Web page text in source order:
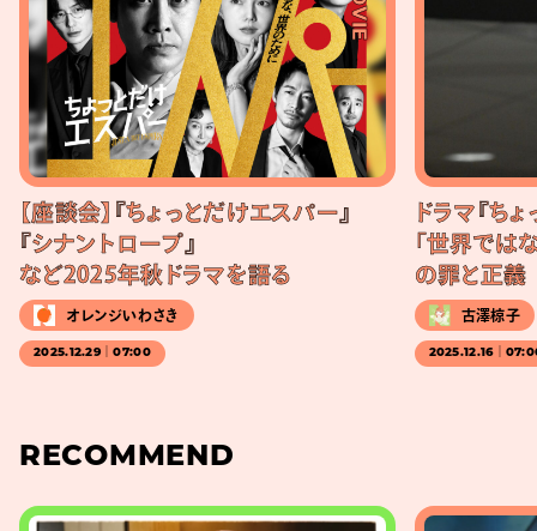
【座談会】『ちょっとだけエスパー』
『シナントロープ』
など2025年秋ドラマを語る
オレンジいわさき
2025.12.29｜07:00
ドラマ『ち
「世界では
の罪と正義
古澤椋子
2025.12.16｜
RECOMMEND